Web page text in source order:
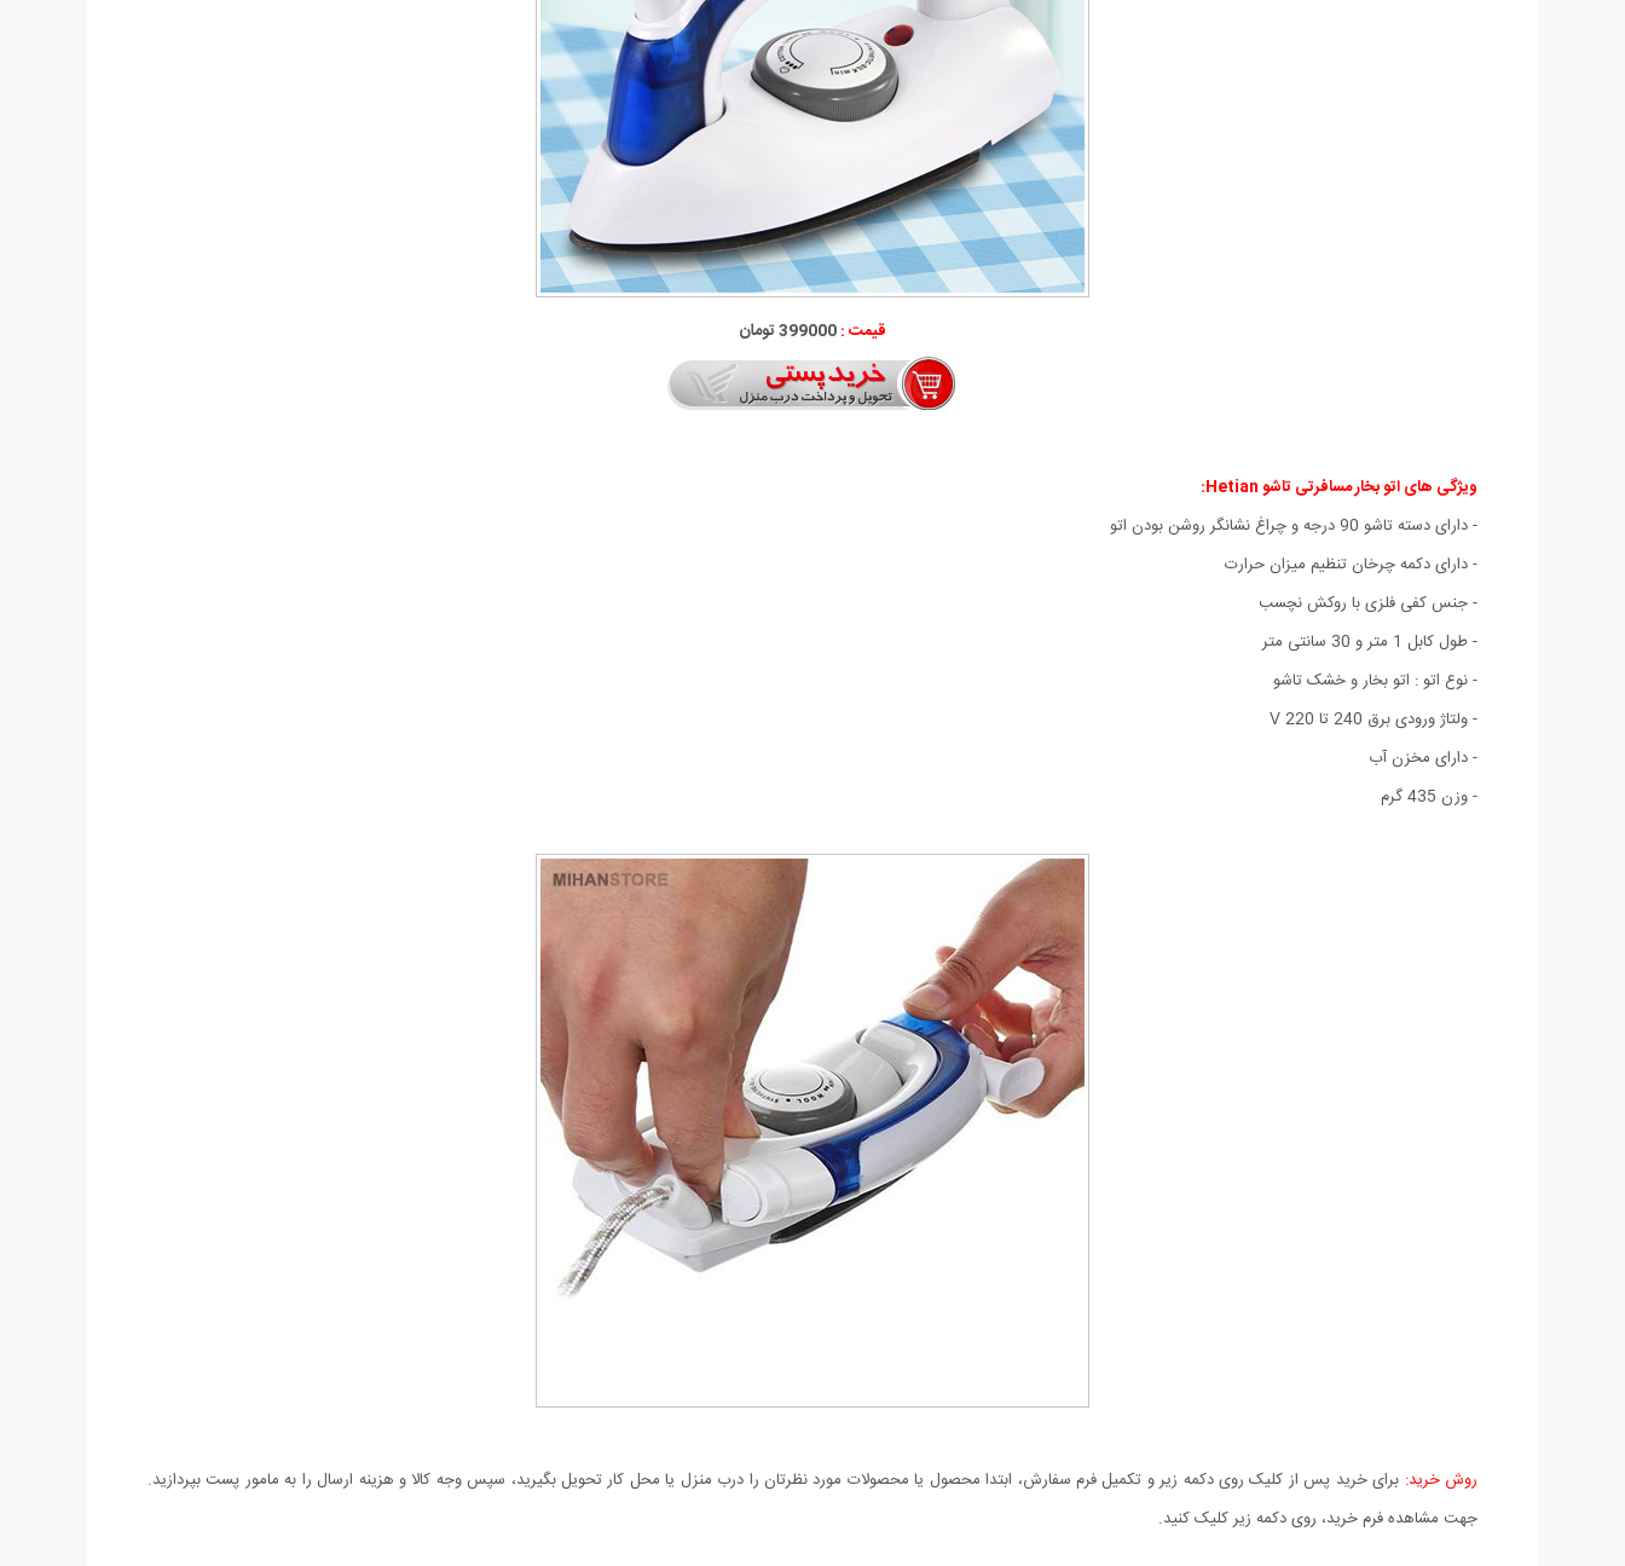
قیمت :399000 تومان
ویژگی های اتو بخار مسافرتی تاشو Hetian:
- دارای دسته تاشو 90 درجه و چراغ نشانگر روشن بودن اتو
- دارای دکمه چرخان تنظیم میزان حرارت
- جنس کفی فلزی با روکش نچسب
- طول کابل 1 متر و 30 سانتی متر
- نوع اتو : اتو بخار و خشک تاشو
- ولتاژ ورودی برق 240 تا 220 V
- دارای مخزن آب
- وزن 435 گرم
روش خرید: برای خرید پس از کلیک روی دکمه زیر و تکمیل فرم سفارش، ابتدا محصول یا محصولات مورد نظرتان را درب منزل یا محل کار تحویل بگیرید، سپس وجه کالا و هزینه ارسال را به مامور پست بپردازید.
جهت مشاهده فرم خرید، روی دکمه زیر کلیک کنید.